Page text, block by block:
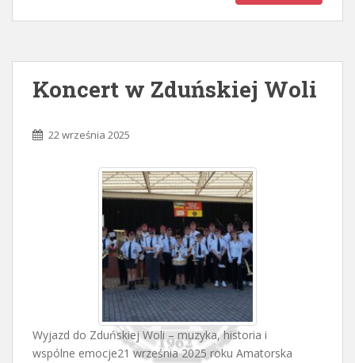
Koncert w Zduńskiej Woli
22 września 2025
Wyjazd do Zduńskiej Woli – muzyka, historia i
wspólne emocje21 września 2025 roku Amatorska